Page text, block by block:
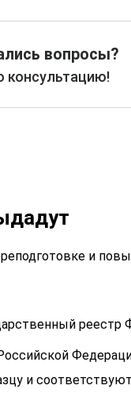
вопросы?
консультацию!
и
и